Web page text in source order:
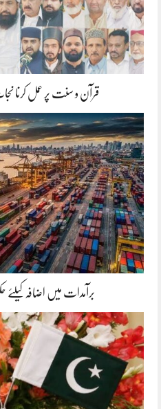
قرآن و سنت پر عمل کرنا
برآمدات میں اضافہ کیلئے